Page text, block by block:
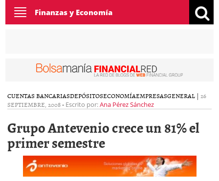
Toggle
navigation
Finanzas y Economía
CUENTAS BANCARIASDEPÓSITOSECONOMÍAEMPRESASGENERAL | 26
SEPTIEMBRE, 2008- Escrito por:Ana Pérez Sánchez
Grupo Antevenio crece un 81% el
primer semestre